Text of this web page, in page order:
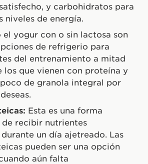
y carbohidratos para
niveles de energía.
el yogur con o sin lactosa son
de refrigerio para
del entrenamiento a mitad
los que vienen con proteína y
de granola integral por
Esta es una forma
recibir nutrientes
un día ajetreado. Las
pueden ser una opción
aún falta